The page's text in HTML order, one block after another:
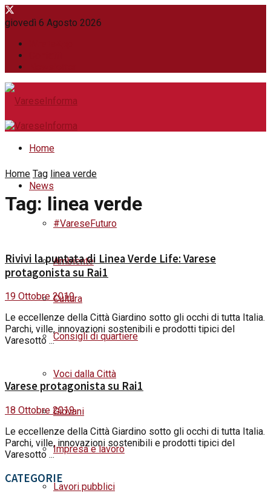
giovedì 6 Agosto 2026
Home
News
#VareseFuturo
Ambiente
Cultura
Consigli di quartiere
Voci dalla Città
Giovani
Impresa e lavoro
Lavori pubblici
Home Tag linea verde
Tag: linea verde
Rivivi la puntata di Linea Verde Life: Varese
protagonista su Rai1
19 Ottobre 2019
Le eccellenze della Città Giardino sotto gli occhi di tutta Italia.
Parchi, ville, innovazioni sostenibili e prodotti tipici del
Varesotto ...
Varese protagonista su Rai1
18 Ottobre 2019
Le eccellenze della Città Giardino sotto gli occhi di tutta Italia.
Parchi, ville, innovazioni sostenibili e prodotti tipici del
Varesotto ...
CATEGORIE